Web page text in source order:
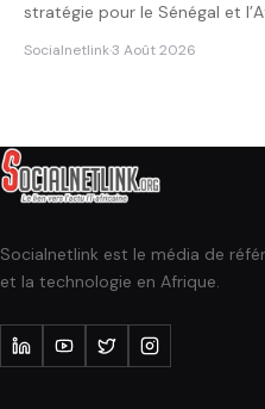
stratégie pour le Sénégal et
Socialnetlink·3 Août 2026
Socialnetlink est le média de
et la technologie en Afrique.